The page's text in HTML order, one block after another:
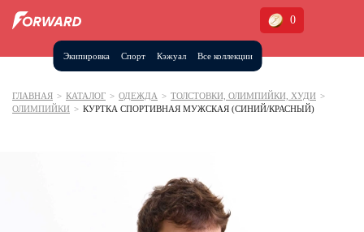
Экипировка Спорт Кэжуал Все коллекции
0
Москва и МО
ГЛАВНАЯ > КАТАЛОГ > ОДЕЖДА > ТОЛСТОВКИ, ОЛИМПИЙКИ, ХУДИ >
ОЛИМПИЙКИ > КУРТКА СПОРТИВНАЯ МУЖСКАЯ (СИНИЙ/КРАСНЫЙ)